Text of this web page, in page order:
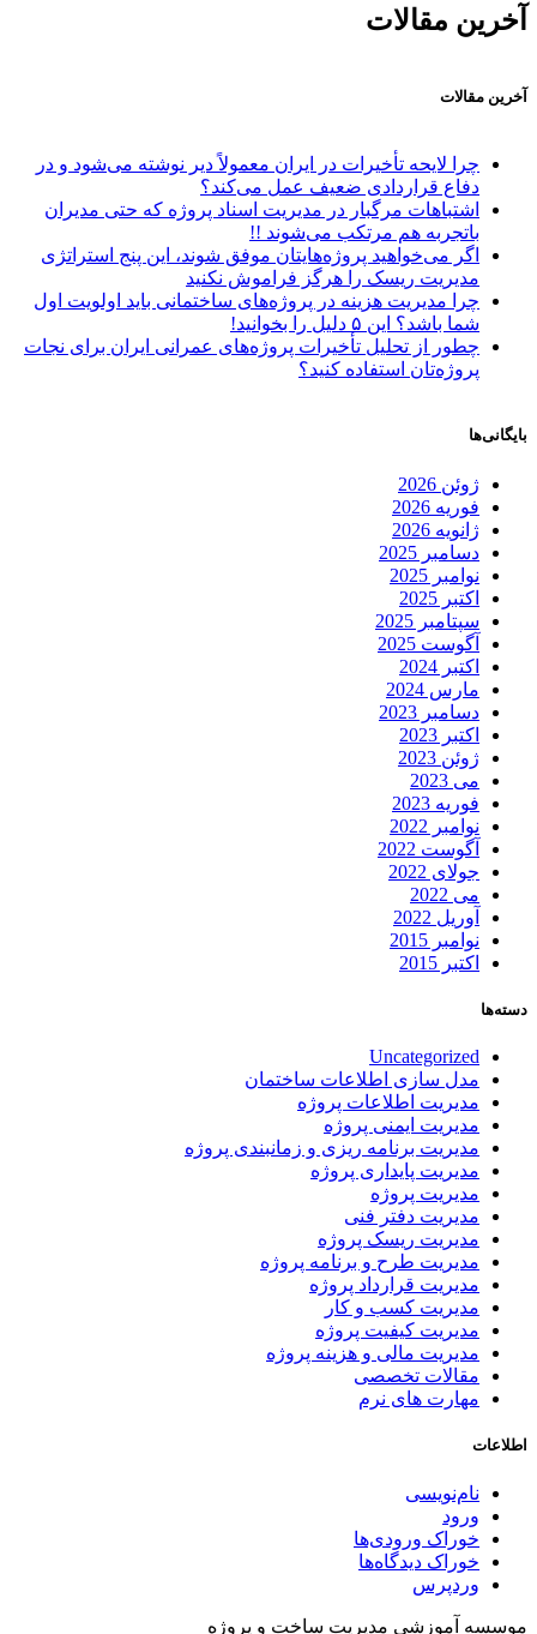
آخرین مقالات
آخرین مقالات
چرا لایحه تأخیرات در ایران معمولاً دیر نوشته می‌شود و در
دفاع قراردادی ضعیف عمل می‌کند؟
اشتباهات مرگبار در مدیریت اسناد پروژه که حتی مدیران
باتجربه هم مرتکب می‌شوند !!
اگر می‌خواهید پروژه‌هایتان موفق شوند، این پنج استراتژی
مدیریت ریسک را هرگز فراموش نکنید
چرا مدیریت هزینه در پروژه‌های ساختمانی باید اولویت اول
شما باشد؟ این ۵ دلیل را بخوانید!
چطور از تحلیل تأخیرات پروژه‌های عمرانی ایران برای نجات
پروژه‌تان استفاده کنید؟
بایگانی‌ها
ژوئن 2026
فوریه 2026
ژانویه 2026
دسامبر 2025
نوامبر 2025
اکتبر 2025
سپتامبر 2025
آگوست 2025
اکتبر 2024
مارس 2024
دسامبر 2023
اکتبر 2023
ژوئن 2023
می 2023
فوریه 2023
نوامبر 2022
آگوست 2022
جولای 2022
می 2022
آوریل 2022
نوامبر 2015
اکتبر 2015
دسته‌ها
Uncategorized
مدل سازی اطلاعات ساختمان
مدیریت اطلاعات پروژه
مدیریت ایمنی پروژه
مدیریت برنامه ریزی و زمانبندی پروژه
مدیریت پایداری پروژه
مدیریت پروژه
مدیریت دفتر فنی
مدیریت ریسک پروژه
مدیریت طرح و برنامه پروژه
مدیریت قرارداد پروژه
مدیریت کسب و کار
مدیریت کیفیت پروژه
مدیریت مالی و هزینه پروژه
مقالات تخصصی
مهارت های نرم
اطلاعات
نام‌نویسی
ورود
خوراک ورودی‌ها
خوراک دیدگاه‌ها
وردپرس
موسسه آموزشی مدیریت ساخت و پروژه